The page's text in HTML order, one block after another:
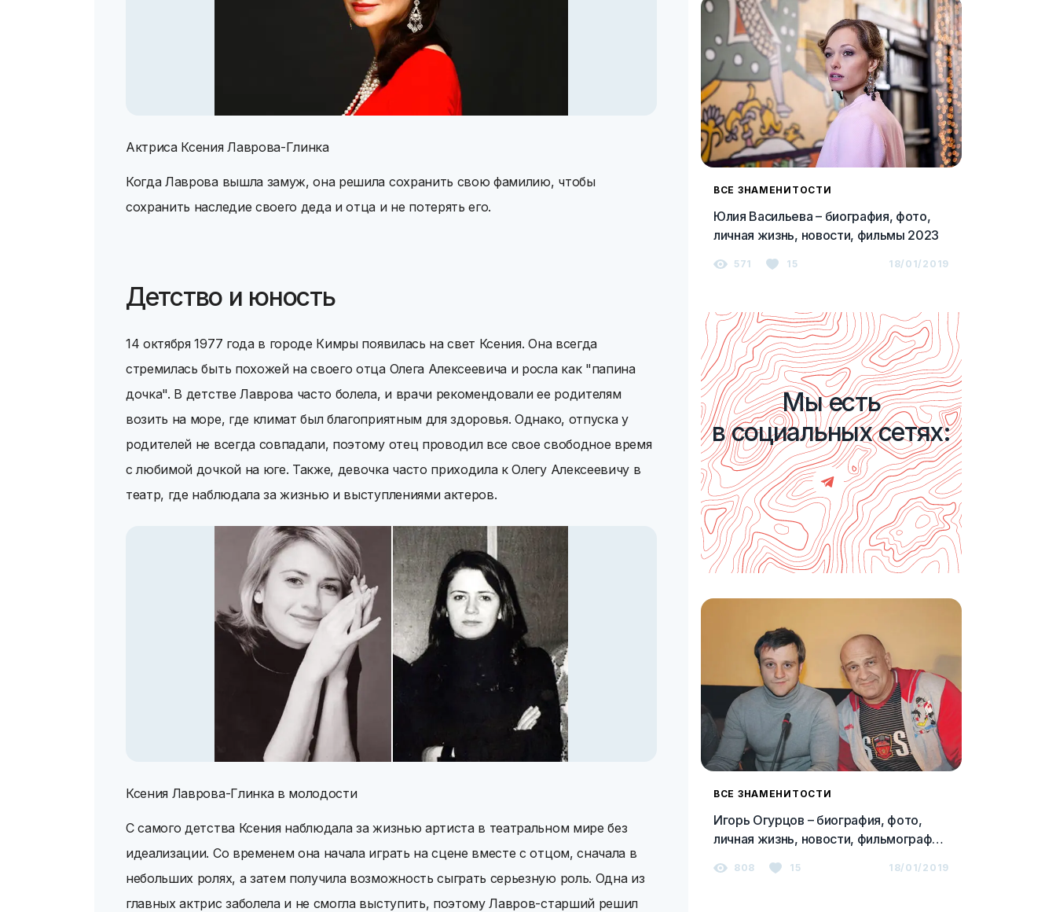
Актриса Ксения Лаврова-Глинка
Когда Лаврова вышла замуж, она решила сохранить свою фамилию, чтобы
сохранить наследие своего деда и отца и не потерять его.
Детство и юность
14 октября 1977 года в городе Кимры появилась на свет Ксения. Она всегда
стремилась быть похожей на своего отца Олега Алексеевича и росла как "папина
дочка". В детстве Лаврова часто болела, и врачи рекомендовали ее родителям
возить на море, где климат был благоприятным для здоровья. Однако, отпуска у
родителей не всегда совпадали, поэтому отец проводил все свое свободное время
с любимой дочкой на юге. Также, девочка часто приходила к Олегу Алексеевичу в
театр, где наблюдала за жизнью и выступлениями актеров.
Ксения Лаврова-Глинка в молодости
С самого детства Ксения наблюдала за жизнью артиста в театральном мире без
идеализации. Со временем она начала играть на сцене вместе с отцом, сначала в
небольших ролях, а затем получила возможность сыграть серьезную роль. Одна из
главных актрис заболела и не смогла выступить, поэтому Лавров-старший решил
ВСЕ ЗНАМЕНИТОСТИ
Юлия Васильева – биография, фото,
личная жизнь, новости, фильмы 2023
571 15 18/01/2019
Мы есть
в социальных сетях:
ВСЕ ЗНАМЕНИТОСТИ
Игорь Огурцов – биография, фото,
личная жизнь, новости, фильмография
808 15 18/01/2019